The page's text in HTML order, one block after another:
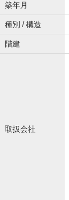
築年月
種別 / 構造
階建
取扱会社